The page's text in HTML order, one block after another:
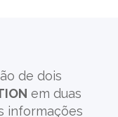
de dois
em duas
informações